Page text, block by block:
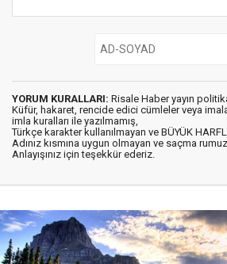
YORUM KURALLARI: Risale Haber yayın
Küfür, hakaret, rencide edici cümleler veya
imla kuralları ile yazılmamış,
Türkçe karakter kullanılmayan ve BÜYÜK
Adınız kısmına uygun olmayan ve saçma
Anlayışınız için teşekkür ederiz.